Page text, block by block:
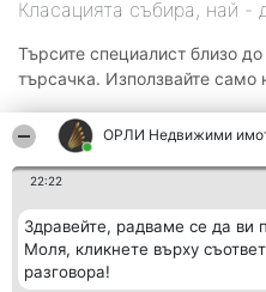
ОРЛИ Недвижими
22:22
Здравейте, радваме се да ви
Моля, кликнете върху
разговора!
Класацията събира, най -
Търсите специалист близо
търсачка. Използвайте само